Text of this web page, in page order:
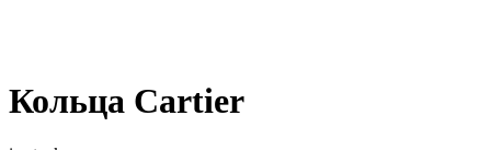
Кольца Cartier